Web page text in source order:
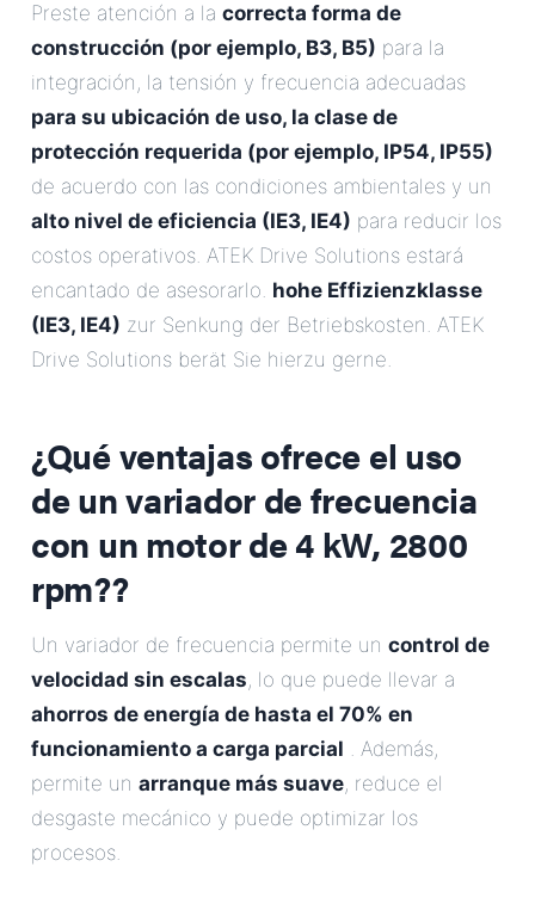
Enviar Mensaje
Preste atención a la correcta forma de
construcción (por ejemplo, B3, B5) para la
integración, la tensión y frecuencia adecuadas
para su ubicación de uso, la clase de
protección requerida (por ejemplo, IP54, IP55)
de acuerdo con las condiciones ambientales y un
alto nivel de eficiencia (IE3, IE4) para reducir los
costos operativos. ATEK Drive Solutions estará
encantado de asesorarlo. hohe Effizienzklasse
(IE3, IE4) zur Senkung der Betriebskosten. ATEK
Drive Solutions berät Sie hierzu gerne.
¿Qué ventajas ofrece el uso
de unvariador de frecuencia
con un motor de 4 kW, 2800
rpm??
Un variador de frecuencia permite un control de
velocidad sin escalas, lo que puede llevar a
ahorros de energía de hasta el 70% en
funcionamiento a carga parcial . Además,
permite un arranque más suave, reduce el
desgaste mecánico y puede optimizar los
procesos.